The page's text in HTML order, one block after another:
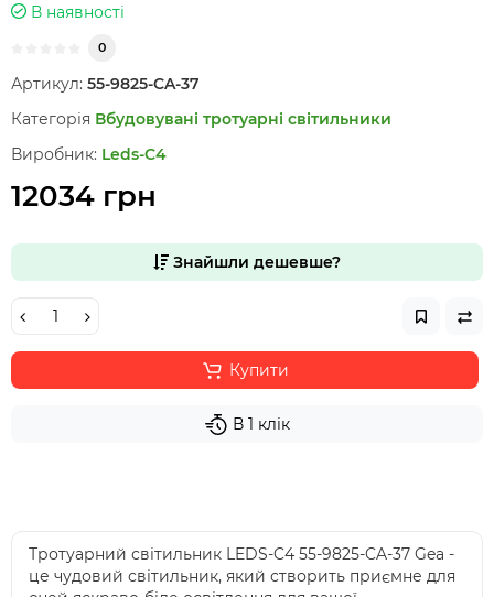
В наявності
0
Артикул: 55-9825-CA-37
Категорія Вбудовувані тротуарні світильники
Виробник: Leds-C4
12034 грн
Знайшли дешевше?
Купити
В 1 клік
Тротуарний світильник LEDS-C4 55-9825-CA-37 Gea -
це чудовий світильник, який створить приємне для